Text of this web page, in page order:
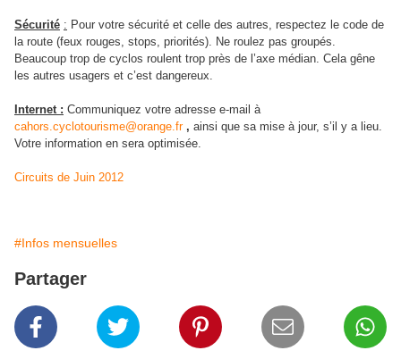
Sécurité : Pour votre sécurité et celle des autres, respectez le code de
la route (feux rouges, stops, priorités). Ne roulez pas groupés.
Beaucoup trop de cyclos roulent trop près de l’axe médian. Cela gêne
les autres usagers et c’est dangereux.
Internet : Communiquez votre adresse e-mail à
cahors.cyclotourisme@orange.fr , ainsi que sa mise à jour, s’il y a lieu.
Votre information en sera optimisée.
Circuits de Juin 2012
#Infos mensuelles
Partager